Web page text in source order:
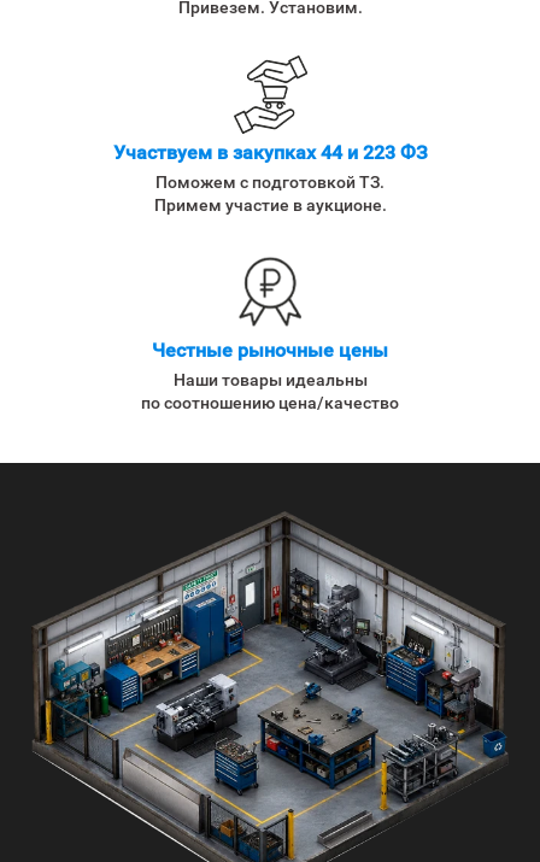
Привезем. Установим.
Участвуем в закупках 44 и 223 ФЗ
Поможем с подготовкой ТЗ.
Примем участие в аукционе.
Честные рыночные цены
Наши товары идеальны
по соотношению цена/качество